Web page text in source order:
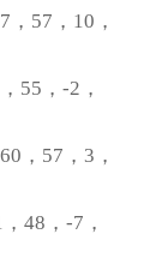
57，10，
55，-2，
，57，3，
48，-7，